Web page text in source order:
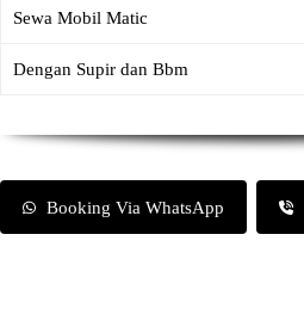
Sewa Mobil Matic
Dengan Supir dan Bbm
Booking Via WhatsApp